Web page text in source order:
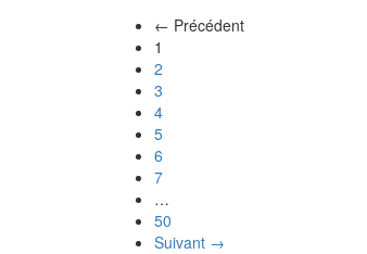
← Précédent
1
2
3
4
5
6
7
…
50
Suivant →